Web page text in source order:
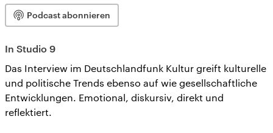
Podcast abonnieren
In Studio 9
Das Interview im Deutschlandfunk Kultur greift kulturelle
und politische Trends ebenso auf wie gesellschaftliche
Entwicklungen. Emotional, diskursiv, direkt und
reflektiert.